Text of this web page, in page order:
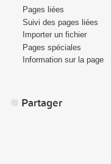
Pages liées
Suivi des pages liées
Importer un fichier
Pages spéciales
Information sur la page
Partager